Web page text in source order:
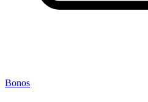
Bonos